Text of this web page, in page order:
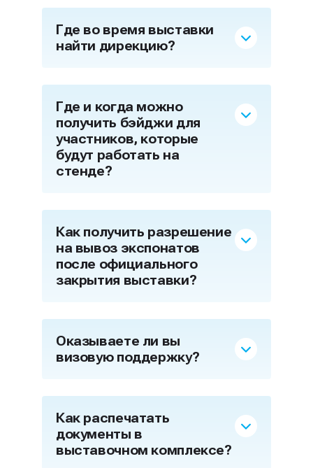
Где во время выставки
найти дирекцию?
Где и когда можно
получить бэйджи для
участников, которые
будут работать на
стенде?
Как получить разрешение
на вывоз экспонатов
после официального
закрытия выставки?
Оказываете ли вы
визовую поддержку?
Как распечатать
документы в
выставочном комплексе?